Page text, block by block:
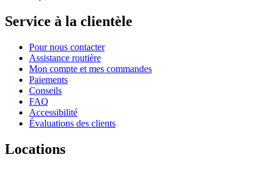
Service à la clientèle
Pour nous contacter
Assistance routière
Mon compte et mes commandes
Paiements
Conseils
FAQ
Accessibilité
Évaluations des clients
Locations